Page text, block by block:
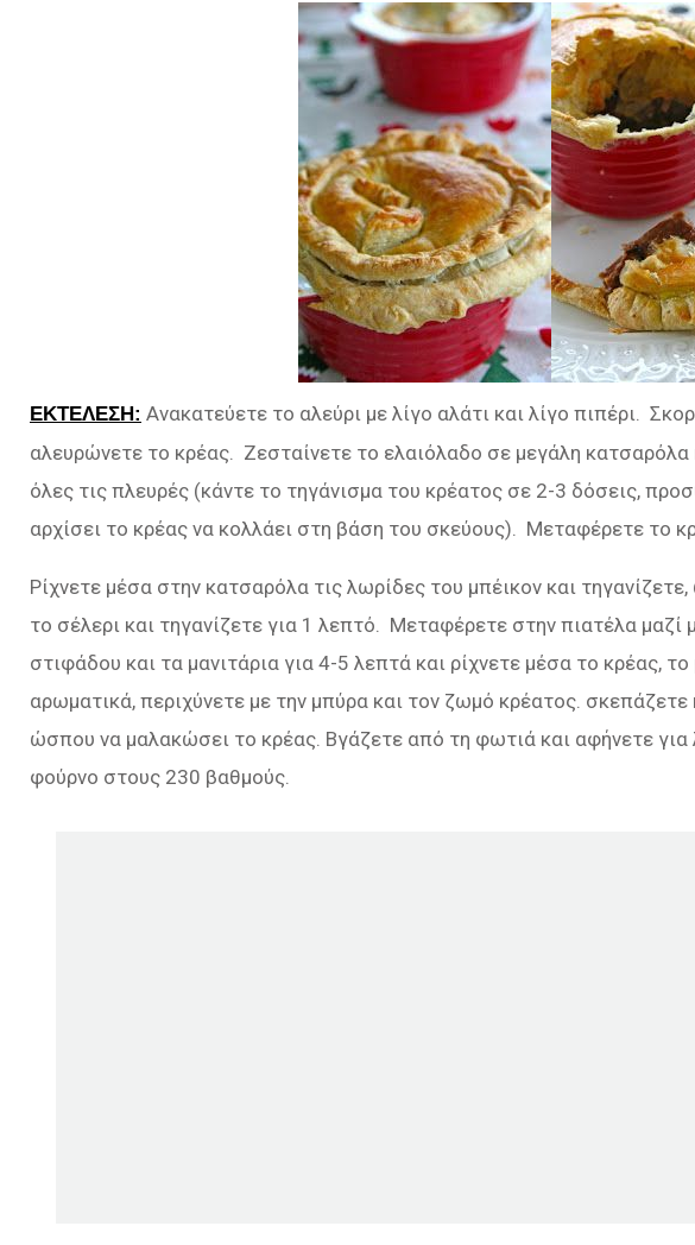
ΕΚΤΕΛΕΣΗ: Ανακατεύετε το αλεύρι με λίγο αλάτι και λίγο πιπέρι.
αλευρώνετε το κρέας. Ζεσταίνετε το ελαιόλαδο σε μεγάλη κατσαρόλα
όλες τις πλευρές (κάντε το τηγάνισμα του κρέατος σε 2-3 δόσεις,
αρχίσει το κρέας να κολλάει στη βάση του σκεύους). Μεταφέρετε το
Ρίχνετε μέσα στην κατσαρόλα τις λωρίδες του μπέικον και
το σέλερι και τηγανίζετε για 1 λεπτό. Μεταφέρετε στην πιατέλα μαζί
στιφάδου και τα μανιτάρια για 4-5 λεπτά και ρίχνετε μέσα το κρέας,
αρωματικά, περιχύνετε με την μπύρα και τον ζωμό κρέατος.
ώσπου να μαλακώσει το κρέας. Bγάζετε από τη φωτιά και αφήνετε για
φούρνο στους 230 βαθμούς.